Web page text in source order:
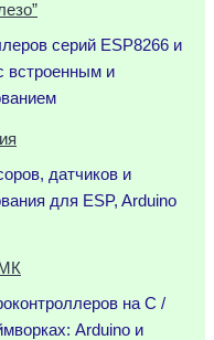
серий ESP8266 и
встроенным и
датчиков и
для ESP, Arduino
на C /
Arduino и